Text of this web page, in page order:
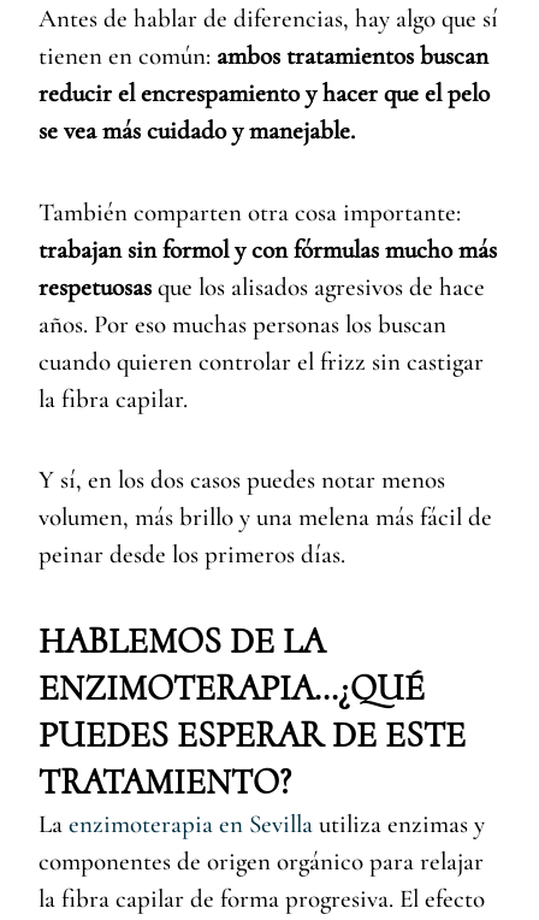
Antes de hablar de diferencias, hay algo que sí
tienen en común: ambos tratamientos buscan
reducir el encrespamiento y hacer que el pelo
se vea más cuidado y manejable.
También comparten otra cosa importante:
trabajan sin formol y con fórmulas mucho más
respetuosas que los alisados agresivos de hace
años. Por eso muchas personas los buscan
cuando quieren controlar el frizz sin castigar
la fibra capilar.
Y sí, en los dos casos puedes notar menos
volumen, más brillo y una melena más fácil de
peinar desde los primeros días.
HABLEMOS DE LA
ENZIMOTERAPIA…¿QUÉ
PUEDES ESPERAR DE ESTE
TRATAMIENTO?
Laenzimoterapia en Sevilla utiliza enzimas y
componentes de origen orgánico para relajar
la fibra capilar de forma progresiva. El efecto